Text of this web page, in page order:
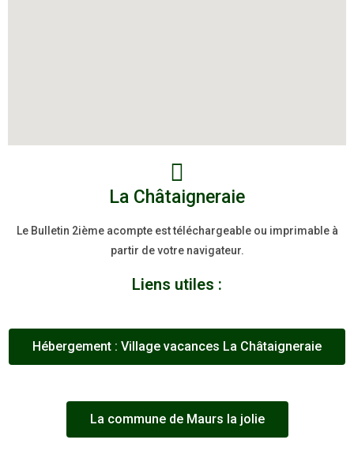
La Châtaigneraie
Le Bulletin 2ième acompte est téléchargeable ou imprimable à
partir de votre navigateur.
Liens utiles :
Hébergement : Village vacances La Châtaigneraie
La commune de Maurs la jolie